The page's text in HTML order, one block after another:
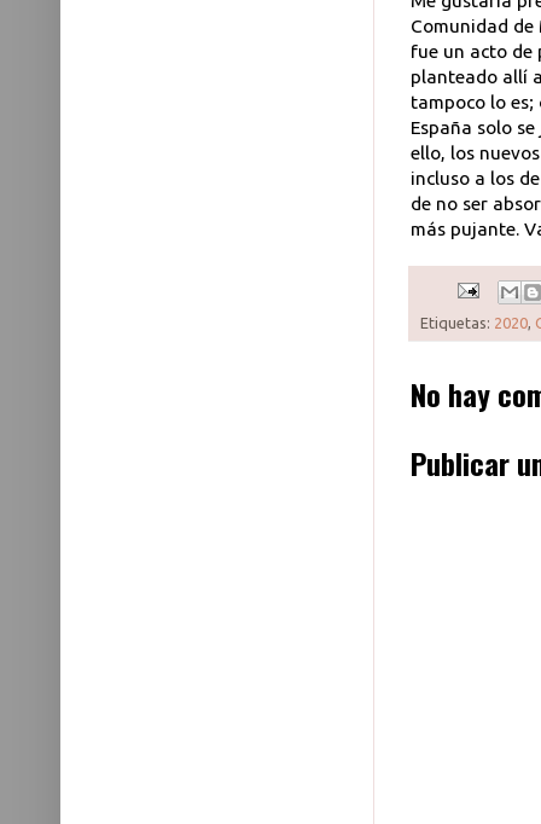
Comunidad
fue un acto de
planteado allí
tampoco lo es;
España solo
ello, los
incluso a los
de no ser
más pujante.
Etiquetas: 2020
No hay
Publicar